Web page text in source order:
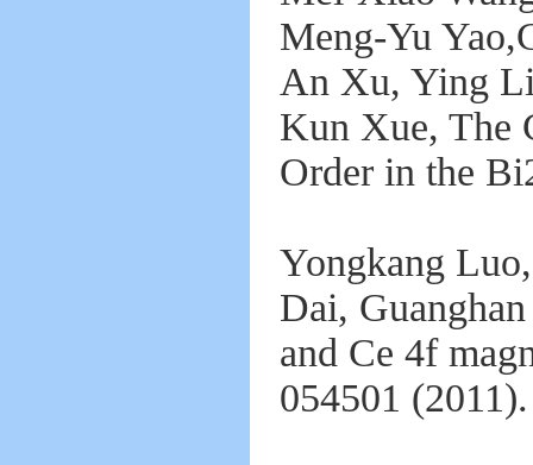
Meng-Yu
An Xu, Ying
Kun Xue, The
Order in the
Yongkang
Dai,
and Ce 4f
054501 (2011).